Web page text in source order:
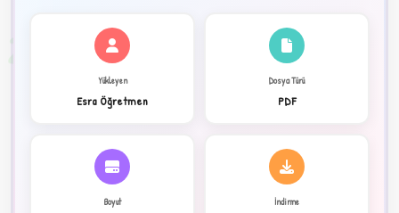
Yükleyen
Esra Öğretmen
Dosya Türü
PDF
Boyut İndirme